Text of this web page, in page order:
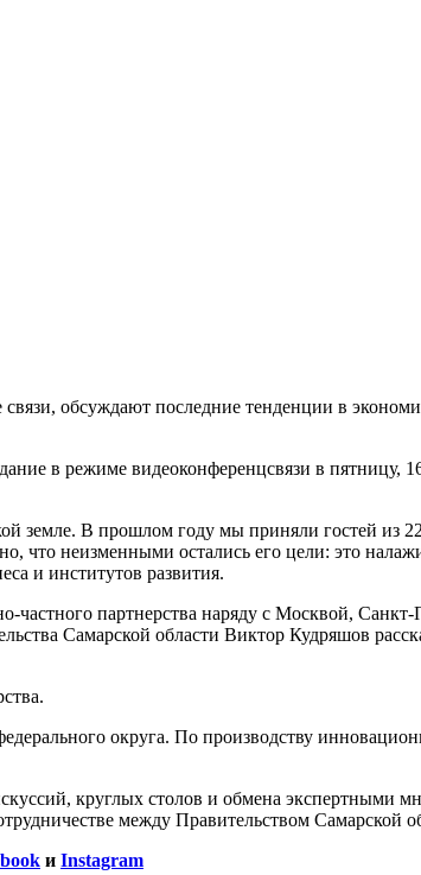
обсуждают последние тенденции в
в режиме видеоконференцсвязи в пятницу,
земле. В прошлом году мы приняли гостей из
неизменными остались его цели: это
и институтов развития.
частного партнерства наряду с Москвой,
Самарской области Виктор Кудряшов
округа. По производству
круглых столов и обмена экспертными
между Правительством Самарской
и Instagram